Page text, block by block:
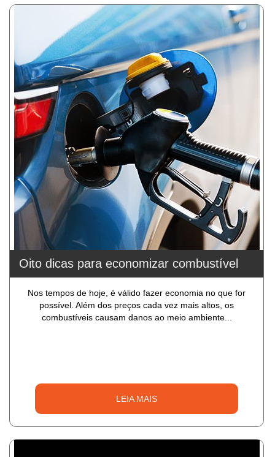
Oito dicas para economizar combustível
Nos tempos de hoje, é válido fazer economia no que for
possível. Além dos preços cada vez mais altos, os
combustíveis causam danos ao meio ambiente...
LEIA MAIS